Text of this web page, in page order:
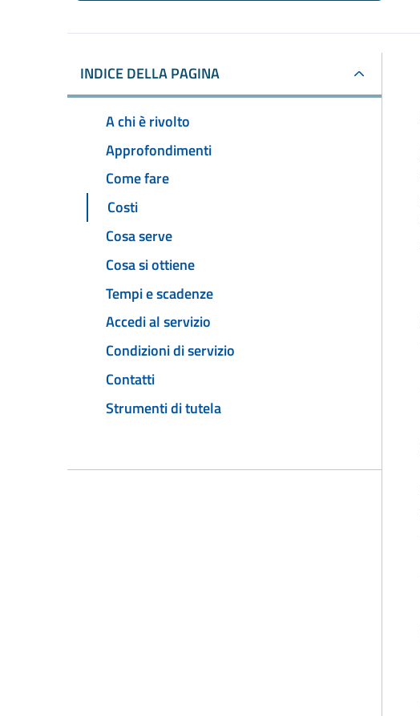
INDICE DELLA PAGINA
A chi è rivolto
Approfondimenti
Come fare
Costi
Cosa serve
Cosa si ottiene
Tempi e scadenze
Accedi al servizio
Condizioni di servizio
Contatti
Strumenti di tutela